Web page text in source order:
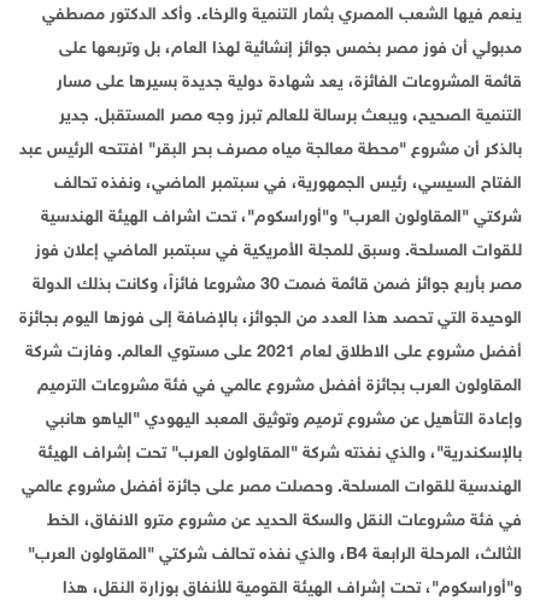
ينعم فيها الشعب المصري بثمار التنمية والرخاء. وأكد الدكتور مصطفي
مدبولي أن فوز مصر بخمس جوائز إنشائية لهذا العام، بل وتربعها على
قائمة المشروعات الفائزة، يعد شهادة دولية جديدة بسيرها على مسار
التنمية الصحيح، ويبعث برسالة للعالم تبرز وجه مصر المستقبل. جدير
بالذكر أن مشروع "محطة معالجة مياه مصرف بحر البقر" افتتحه الرئيس عبد
الفتاح السيسي، رئيس الجمهورية، في سبتمبر الماضي، ونفذه تحالف
شرکتي "المقاولون العرب" و"أوراسكوم"، تحت اشراف الهيئة الهندسية
للقوات المسلحة. وسبق للمجلة الأمريكية في سبتمبر الماضي إعلان فوز
مصر بأربع جوائز ضمن قائمة ضمت 30 مشروعا فائزاً، وكانت بذلك الدولة
الوحيدة التي تحصد هذا العدد من الجوائز، بالإضافة إلى فوزها اليوم بجائزة
أفضل مشروع على الاطلاق لعام 2021 على مستوي العالم. وفازت شركة
المقاولون العرب بجائزة أفضل مشروع عالمي في فئة مشروعات الترميم
وإعادة التأهيل عن مشروع ترميم وتوثيق المعبد اليهودي "الياهو هانبي
بالإسكندرية"، والذي نفذته شركة "المقاولون العرب" تحت إشراف الهيئة
الهندسية للقوات المسلحة. وحصلت مصر على جائزة أفضل مشروع عالمي
في فئة مشروعات النقل والسكة الحديد عن مشروع مترو الانفاق، الخط
الثالث، المرحلة الرابعة B4، والذي نفذه تحالف شرکتي "المقاولون العرب"
و"أوراسكوم"، تحت إشراف الهيئة القومية للأنفاق بوزارة النقل، هذا